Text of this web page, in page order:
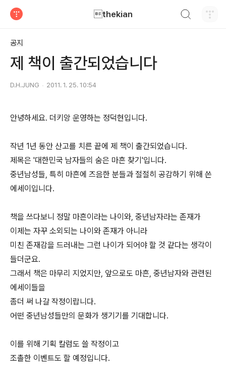
thekian
공지
제 책이 출간되었습니다
D.H.JUNG 2011. 1. 25. 10:54
안녕하세요. 더키앙 운영하는 정덕현입니다.
작년 1년 동안 산고를 치른 끝에 제 책이 출간되었습니다.
제목은 '대한민국 남자들의 숨은 마흔 찾기'입니다.
중년남성들, 특히 마흔에 즈음한 분들과 절절히 공감하기 위해 쓴
에세이입니다.
책을 쓰다보니 정말 마흔이라는 나이와, 중년남자라는 존재가
이제는 자꾸 소외되는 나이와 존재가 아니라
미친 존재감을 드러내는 그런 나이가 되어야 할 것 같다는 생각이
들더군요.
그래서 책은 마무리 지었지만, 앞으로도 마흔, 중년남자와 관련된
에세이들을
좀더 써 나갈 작정이랍니다.
어떤 중년남성들만의 문화가 생기기를 기대합니다.
이를 위해 기획 칼럼도 쓸 작정이고
조촐한 이벤트도 할 예정입니다.